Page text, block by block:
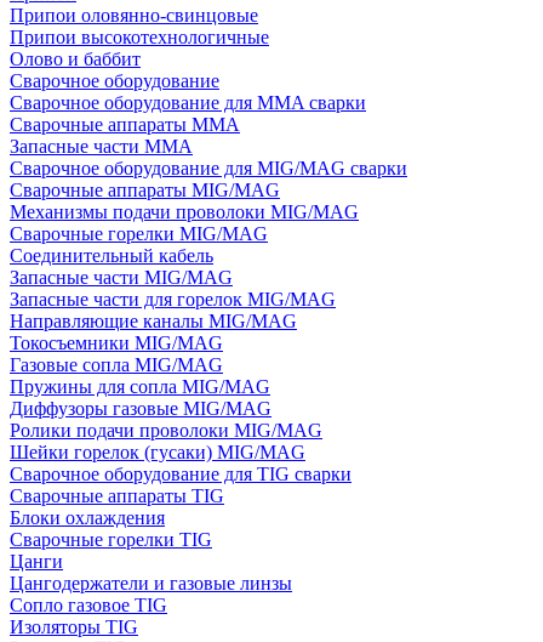
Припои оловянно-свинцовые
Припои высокотехнологичные
Олово и баббит
Сварочное оборудование
Сварочное оборудование для MMA сварки
Сварочные аппараты MMA
Запасные части MMA
Сварочное оборудование для MIG/MAG сварки
Сварочные аппараты MIG/MAG
Механизмы подачи проволоки MIG/MAG
Сварочные горелки MIG/MAG
Соединительный кабель
Запасные части MIG/MAG
Запасные части для горелок MIG/MAG
Направляющие каналы MIG/MAG
Токосъемники MIG/MAG
Газовые сопла MIG/MAG
Пружины для сопла MIG/MAG
Диффузоры газовые MIG/MAG
Ролики подачи проволоки MIG/MAG
Шейки горелок (гусаки) MIG/MAG
Сварочное оборудование для TIG сварки
Сварочные аппараты TIG
Блоки охлаждения
Сварочные горелки TIG
Цанги
Цангодержатели и газовые линзы
Сопло газовое TIG
Изоляторы TIG